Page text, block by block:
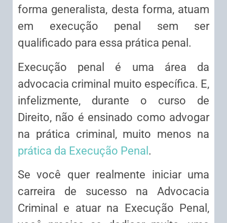
forma generalista, desta forma, atuam
em execução penal sem ser
qualificado para essa prática penal.
Execução penal é uma área da
advocacia criminal muito específica. E,
infelizmente, durante o curso de
Direito, não é ensinado como advogar
na prática criminal, muito menos na
prática da Execução Penal .
Se você quer realmente iniciar uma
carreira de sucesso na Advocacia
Criminal e atuar na Execução Penal,